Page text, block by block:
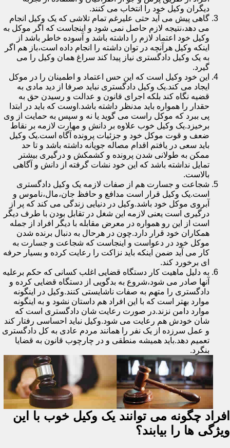
دیگران وکیل خود را انتخاب می کنند.
گاهی پیش می آید حتی علیرغم تمام تلاشی که یک وکیل انجام
می دهد،نتیجه لازم حاصل نمی شود و اینجاست که اگر موکل به
وکیل خود اعتماد لازم را داشته باشد و آسوده خاطر باشد از
اینکه وکیل هرآنچه در توان داشته را انجام داده است،باز هم اگر
به یک وکیل دادگستری نیاز پیدا کند سراغ همان وکیل را می
گیرد.
این خود وکیل است که این حس اعتماد و اطمینان را در موکل
ایجاد می کند.یک وکیل دادگستری نباید صرفا از دید مادی به
قضیه نگاه کند بلکه اجرای قانون و عدالت و رسیدن حق به
حقدار را همواره باید مدنظر داشته باشد.اوست که باید در ابتدا
پی ببرد که موکل راست می گوید یا نه و سپس به حمایت از وی
برخیزد.یک وکیل خوب علاوه بر دانش و مهارت لازمه بر نقاط
ضعف و قوت موکل خود و جزئیات پرونده آگاه است.یک وکیل
باید سعی در یافتم اقدام مصاله جویانه داشته باشد و تا حد
ممکن به طولانی شدن پرونده و کشمکش و درگیری بیشتر
تمایل نداشته باشد که این خود نشات گرفته از دانش و آگاهی
بالاست.
شجاعت و جسارت هم از صفات لازمه یک وکیل دادگستری
است.یک وکیل قرار است مدافع و حافظ جان،مال،ناموس و
آبروی موکل خود باشد.وکیل در دنیایی زندگی می کند که پر از
درگیری است یعنی لازمه این شغل در تقابل بودن با طرف دیگر
است از این رو همواره در معرض مقابله با دیگر افراد از جمله
همکاران خود قرار دارد.چون در هرحال به دنبال برنده شدن
موکل خود در دعواست و اینجاست که شجاعت و جسارت به
کار می آید ضمن اینکه باید نزاکت را رعایت کرده و بسیار حرفه
ای برخورد کند.
به دلیل ماهیت کار دستگاه قضایی اغلب کسانی که حکم برعلیه
آنها صادر می شود،شروع به بدگویی از دستگاه قضایی کرده و
دادگستری را متهم به صفات ناشایستی کنند.وکیل در اینگونه
موارد بهتر است که با این افراد هم داستان نشود و به اینگونه
موارد دامن نزند.در صورت رعایت شان دادگستری است که
شان خودش هم رعایت می شود.وکیل نباید احساسی رفتار کند
و عمل سرزده از یک نفر را همانند مردم عادی به کل دادگستری
تعمیم دهد.باید همیشه منطقی و در چارچوب قانون به قضایا
بنگرد.
افراد چگونه می توانند یک وکیل خوب با این
ویژگی ها را بیابند؟